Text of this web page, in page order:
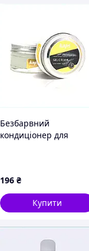
Безбарвний
кондиціонер для
196 ₴
Купити